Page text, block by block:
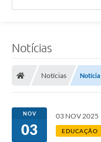
Notícias
Notícias Notícia
NOV
03
03 NOV 2025
EDUCAÇÃO